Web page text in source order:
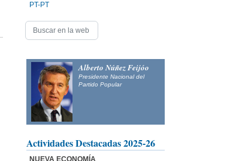
PT-PT
Alberto Núñez Feijóo
Presidente Nacional del
Partido Popular
Actividades Destacadas 2025-26
NUEVA ECONOMÍA